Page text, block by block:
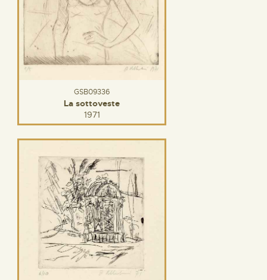
GSB09336
La sottoveste
1971